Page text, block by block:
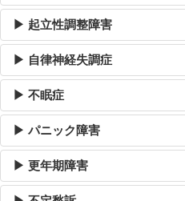
▶ 起立性調整障害
▶ 自律神経失調症
▶ 不眠症
▶ パニック障害
▶ 更年期障害